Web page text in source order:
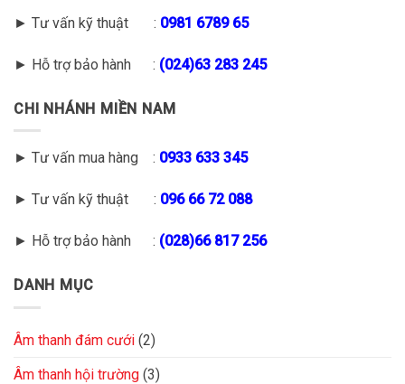
► Tư vấn kỹ thuật : 0981 6789 65
► Hỗ trợ bảo hành : (024)63 283 245
CHI NHÁNH MIỀN NAM
► Tư vấn mua hàng : 0933 633 345
► Tư vấn kỹ thuật : 096 66 72 088
► Hỗ trợ bảo hành : (028)66 817 256
DANH MỤC
Âm thanh đám cưới (2)
Âm thanh hội trường (3)